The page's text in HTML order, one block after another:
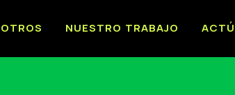
NUESTRO TRABAJO